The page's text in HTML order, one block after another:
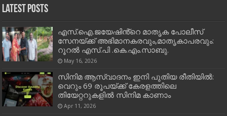
Latest Posts
എസ്.ഐ.ജയേഷിൻ്റെ മാതൃക പോലീസ്
സേനയ്ക്ക് അഭിമാനകരവും,മാതൃകാപരവും:
റൂറൽ എസ്.പി .കെ.എം.സാബു.
May 16, 2026
സിനിമ ആസ്വാദനം ഇനി പുതിയ രീതിയിൽ:
വെറും 69 രൂപയ്ക്ക് കേരളത്തിലെ
തിയേറ്ററുകളിൽ സിനിമ കാണാം
Apr 11, 2026